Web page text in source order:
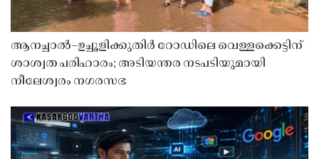
ആനച്ചാൽ–ഉച്ചൂളിക്കുതിർ റോഡിലെ വെള്ളക്കെട്ടിന്
ശാശ്വത പരിഹാരം; അടിയന്തര നടപടിയുമായി
നീലേശ്വരം നഗരസഭ